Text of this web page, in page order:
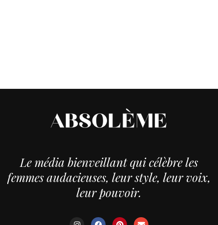
Le média bienveillant qui célèbre les
femmes audacieuses, leur style, leur voix,
leur pouvoir.